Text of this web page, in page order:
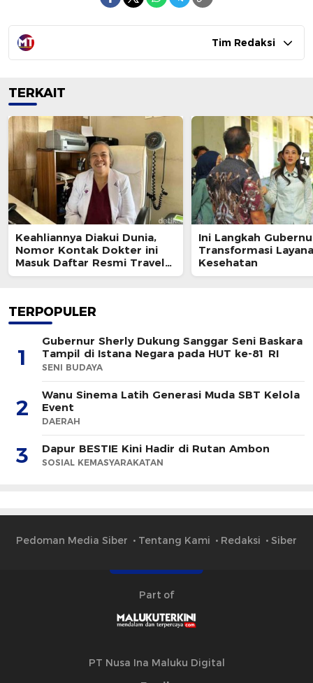
Tim Redaksi
TERKAIT
Keahliannya Diakui Dunia,
Nomor Kontak Dokter ini
Masuk Daftar Resmi Travel
Agent Eropa
Ini Langkah
Transformasi
Kesehatan
TERPOPULER
1
Gubernur Sherly Dukung Sanggar Seni Baskara
Tampil di Istana Negara pada HUT ke-81 RI
SENI BUDAYA
2
Wanu Sinema Latih Generasi Muda SBT Kelola
Event
DAERAH
3 Dapur BESTIE Kini Hadir di Rutan Ambon
SOSIAL KEMASYARAKATAN
Pedoman Media Siber Tentang Kami Redaksi Siber
Part of
PT Nusa Ina Maluku Digital